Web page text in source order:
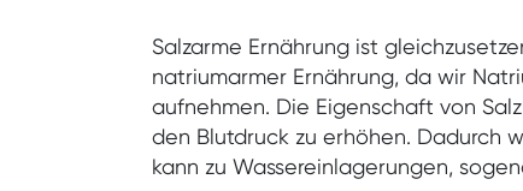
Salzarme Ernährung ist
natriumarmer Ernährung, da wir
aufnehmen. Die Eigenschaft von
den Blutdruck zu erhöhen. Dadurch
kann zu Wassereinlagerungen,